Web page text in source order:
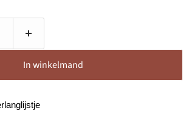
In winkelmand